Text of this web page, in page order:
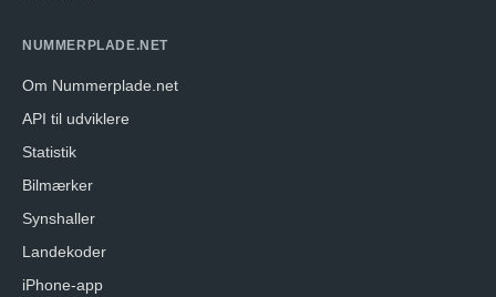
NUMMERPLADE.NET
Om Nummerplade.net
API til udviklere
Statistik
Bilmærker
Synshaller
Landekoder
iPhone-app